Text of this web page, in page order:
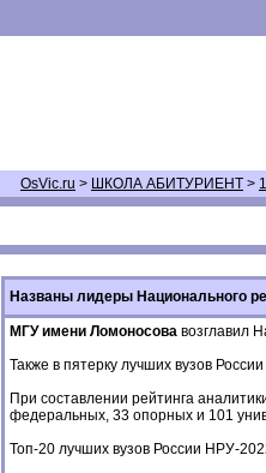
OsVic.ru > ШКОЛА АБИТУРИЕНТ >
Названы лидеры Национального
МГУ имени Ломоносова возглавил
Также в пятерку лучших вузов
При составлении рейтинга
федеральных, 33 опорных и 101
Топ-20 лучших вузов России НРУ-